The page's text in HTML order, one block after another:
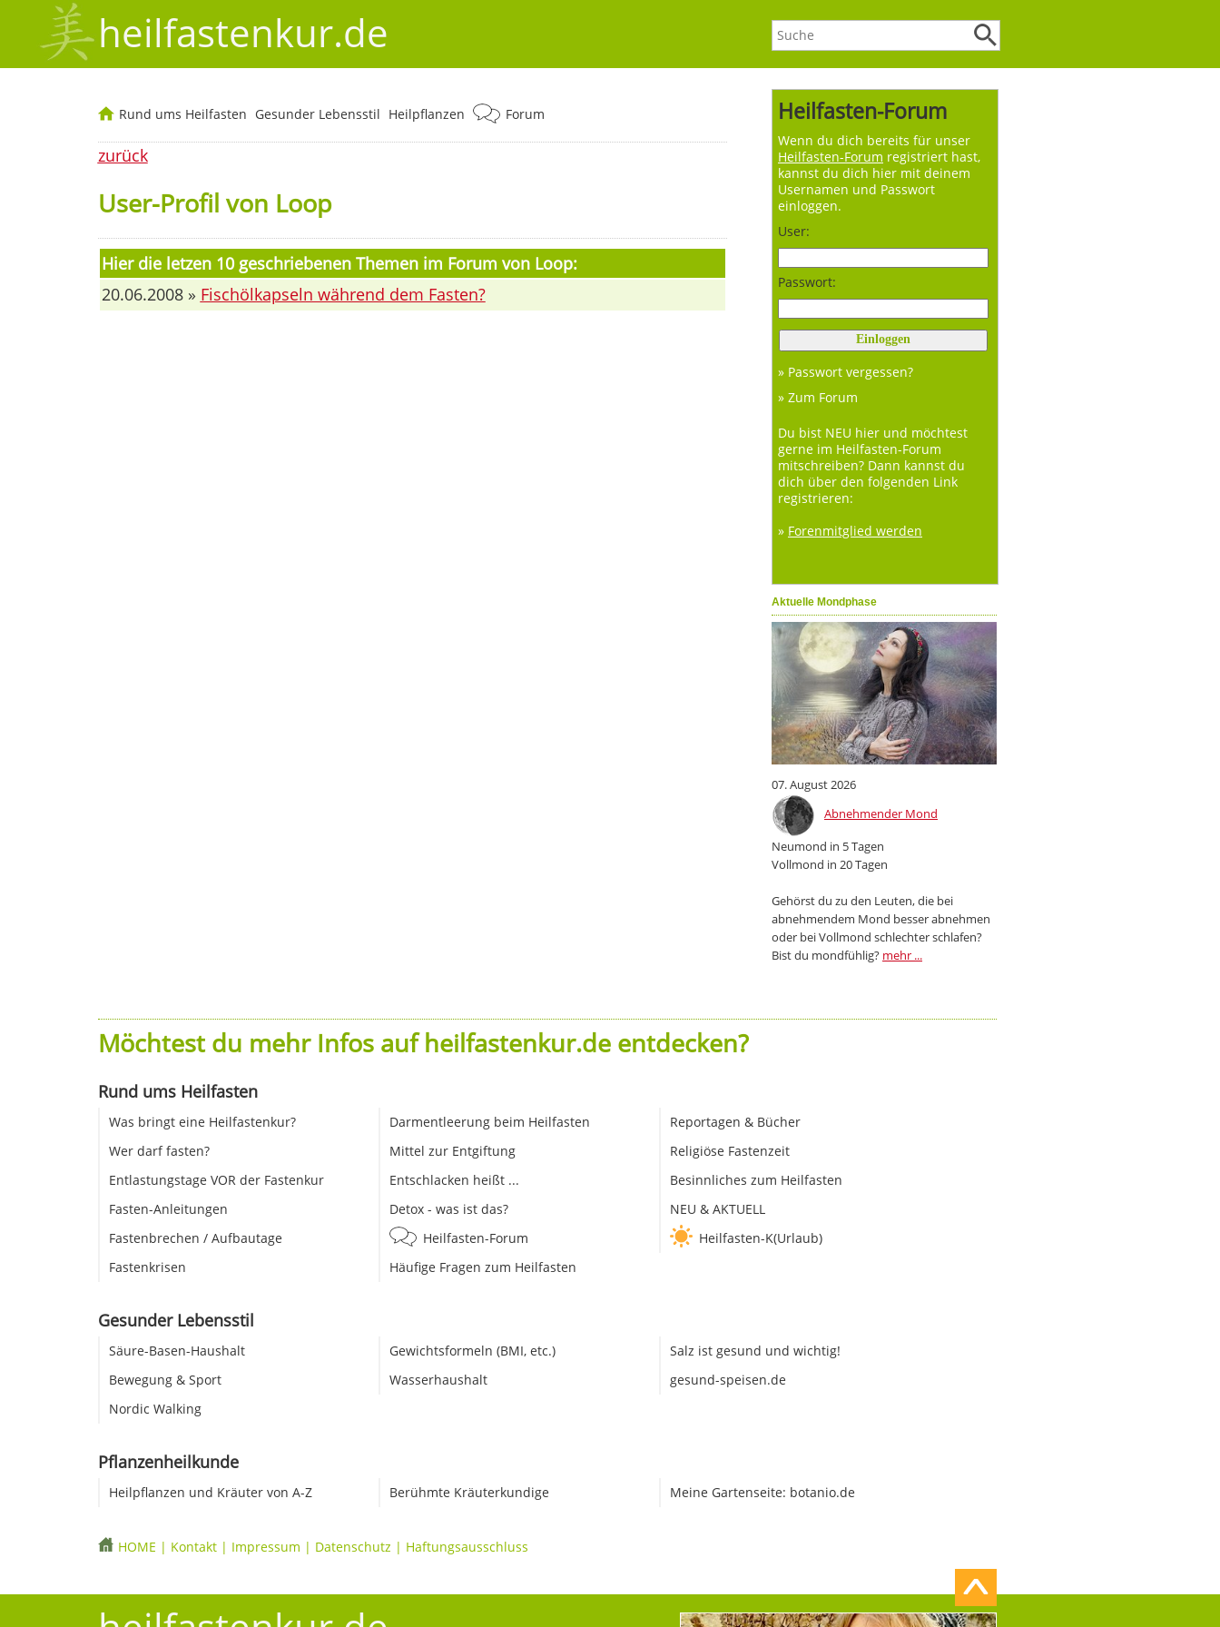
heilfastenkur.de
Heilfasten-Forum
Wenn du dich bereits für unser
Heilfasten-Forum registriert hast,
kannst du dich hier mit deinem
Usernamen und Passwort
einloggen.
User:
Passwort:
» Passwort vergessen?
» Zum Forum
Du bist NEU hier und möchtest
gerne im Heilfasten-Forum
mitschreiben? Dann kannst du
dich über den folgenden Link
registrieren:
» Forenmitglied werden
Aktuelle Mondphase
07. August 2026
Abnehmender Mond
Neumond in 5 Tagen
Vollmond in 20 Tagen
Gehörst du zu den Leuten, die bei
abnehmendem Mond besser abnehmen
oder bei Vollmond schlechter schlafen?
Bist du mondfühlig? mehr ...
Rund ums Heilfasten Gesunder Lebensstil Heilpflanzen Forum
zurück
User-Profil von Loop
Hier die letzen 10 geschriebenen Themen im Forum von Loop:
20.06.2008 » Fischölkapseln während dem Fasten?
Möchtest du mehr Infos auf heilfastenkur.de entdecken?
Rund ums Heilfasten
Was bringt eine Heilfastenkur?
Wer darf fasten?
Entlastungstage VOR der Fastenkur
Fasten-Anleitungen
Fastenbrechen / Aufbautage
Fastenkrisen
Darmentleerung beim Heilfasten
Mittel zur Entgiftung
Entschlacken heißt ...
Detox - was ist das?
Heilfasten-Forum
Häufige Fragen zum Heilfasten
Reportagen & Bücher
Religiöse Fastenzeit
Besinnliches zum Heilfasten
NEU & AKTUELL
Heilfasten-K(Urlaub)
Gesunder Lebensstil
Säure-Basen-Haushalt
Bewegung & Sport
Nordic Walking
Gewichtsformeln (BMI, etc.)
Wasserhaushalt
Salz ist gesund und wichtig!
gesund-speisen.de
Pflanzenheilkunde
Heilpflanzen und Kräuter von A-Z Berühmte Kräuterkundige Meine Gartenseite: botanio.de
HOME | Kontakt| Impressum | Datenschutz | Haftungsausschluss